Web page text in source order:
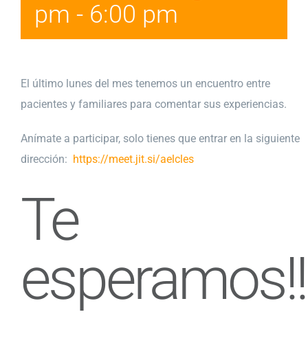
pm - 6:00 pm
El último lunes del mes tenemos un encuentro entre
pacientes y familiares para comentar sus experiencias.
Anímate a participar, solo tienes que entrar en la siguiente
dirección: https://meet.jit.si/aelcles
Te